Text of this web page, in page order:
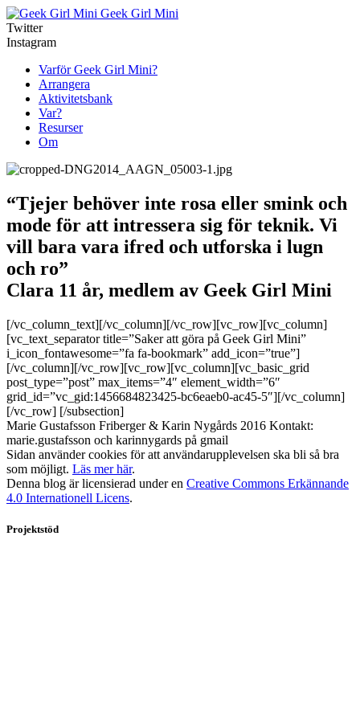
Geek Girl Mini
Twitter
Instagram
Varför Geek Girl Mini?
Arrangera
Aktivitetsbank
Var?
Resurser
Om
“Tjejer behöver inte rosa eller smink och
mode för att intressera sig för teknik. Vi
vill bara vara ifred och utforska i lugn
och ro”
Clara 11 år, medlem av Geek Girl Mini
[/vc_column_text][/vc_column][/vc_row][vc_row][vc_column]
[vc_text_separator title=”Saker att göra på Geek Girl Mini”
i_icon_fontawesome=”fa fa-bookmark” add_icon=”true”]
[/vc_column][/vc_row][vc_row][vc_column][vc_basic_grid
post_type=”post” max_items=”4″ element_width=”6″
grid_id=”vc_gid:1456684823425-bc6eaeb0-ac45-5″][/vc_column]
[/vc_row] [/subsection]
Marie Gustafsson Friberger & Karin Nygårds 2016 Kontakt:
marie.gustafsson och karinnygards på gmail
Sidan använder cookies för att användarupplevelsen ska bli så bra
som möjligt. Läs mer här.
Denna blog är licensierad under en Creative Commons Erkännande
4.0 Internationell Licens.
Projektstöd